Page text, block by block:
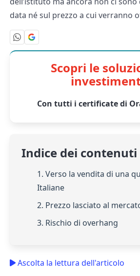
data né sul prezzo a cui verranno
Scopri le
Con tutti i certificate di
Indice dei contenuti
1. Verso la vendita di una
Italiane
2. Prezzo lasciato al
3. Rischio di overhang
Ascolta la lettura dell'articolo